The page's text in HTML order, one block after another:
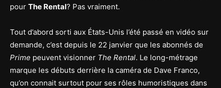
pour The Rental? Pas vraiment.
Tout d’abord sorti aux États-Unis l’été passé en vidéo sur
demande, c’est depuis le 22 janvier que les abonnés de
Prime peuvent visionner The Rental. Le long-métrage
marque les débuts derrière la caméra de Dave Franco,
qu’on connait surtout pour ses rôles humoristiques dans